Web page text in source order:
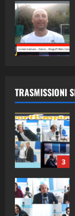
TRASMISSIONI
1
2
3